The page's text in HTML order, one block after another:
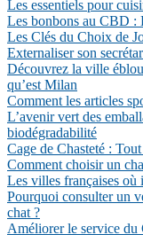
Les essentiels pour
Les bonbons au CBD :
Les Clés du Choix de
Externaliser son
Découvrez la ville
qu’est Milan
Comment les articles
L’avenir vert des
biodégradabilité
Cage de Chasteté :
Comment choisir un
Les villes françaises
Pourquoi consulter un
chat ?
Améliorer le service du